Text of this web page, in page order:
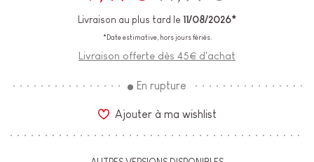
Livraison au plus tard le 11/08/2026*
*Date estimative, hors jours fériés.
Livraison offerte dès 45€ d'achat
En rupture
Ajouter à ma wishlist